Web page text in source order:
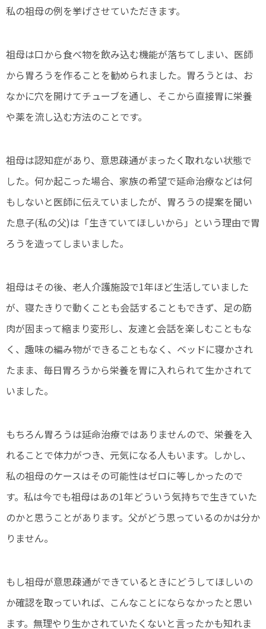
私の祖母の例を挙げさせていただきます。
祖母は口から食べ物を飲み込む機能が落ちてしまい、医師
から胃ろうを作ることを勧められました。胃ろうとは、お
なかに穴を開けてチューブを通し、そこから直接胃に栄養
や薬を流し込む方法のことです。
祖母は認知症があり、意思疎通がまったく取れない状態で
した。何か起こった場合、家族の希望で延命治療などは何
もしないと医師に伝えていましたが、胃ろうの提案を聞い
た息子(私の父)は「生きていてほしいから」という理由で胃
ろうを造ってしまいました。
祖母はその後、老人介護施設で1年ほど生活していました
が、寝たきりで動くことも会話することもできず、足の筋
肉が固まって縮まり変形し、友達と会話を楽しむこともな
く、趣味の編み物ができることもなく、ベッドに寝かされ
たまま、毎日胃ろうから栄養を胃に入れられて生かされて
いました。
もちろん胃ろうは延命治療ではありませんので、栄養を入
れることで体力がつき、元気になる人もいます。しかし、
私の祖母のケースはその可能性はゼロに等しかったので
す。私は今でも祖母はあの1年どういう気持ちで生きていた
のかと思うことがあります。父がどう思っているのかは分か
りません。
もし祖母が意思疎通ができているときにどうしてほしいの
か確認を取っていれば、こんなことにならなかったと思い
ます。無理やり生かされていたくないと言ったかも知れま